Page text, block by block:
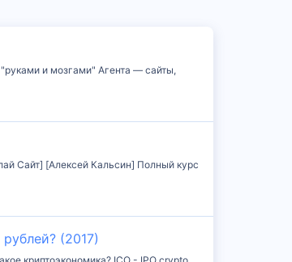
и мозгами" Агента — сайты,
Сайт] [Алексей Кальсин] Полный курс
(2017)